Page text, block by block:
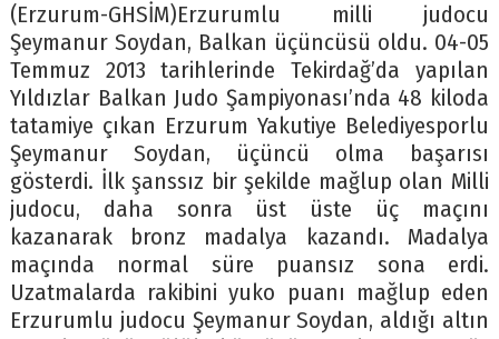
(Erzurum-GHSİM)Erzurumlu milli judocu
Şeymanur Soydan, Balkan üçüncüsü oldu. 04-05
Temmuz 2013 tarihlerinde Tekirdağ’da yapılan
Yıldızlar Balkan Judo Şampiyonası’nda 48 kiloda
tatamiye çıkan Erzurum Yakutiye Belediyesporlu
Şeymanur Soydan, üçüncü olma başarısı
gösterdi. İlk şanssız bir şekilde mağlup olan Milli
judocu, daha sonra üst üste üç maçını
kazanarak bronz madalya kazandı. Madalya
maçında normal süre puansız sona erdi.
Uzatmalarda rakibini yuko puanı mağlup eden
Erzurumlu judocu Şeymanur Soydan, aldığı altın